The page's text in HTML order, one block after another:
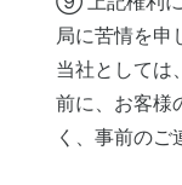
局に苦情を申
当社としては
前に、お客様
く、事前のご